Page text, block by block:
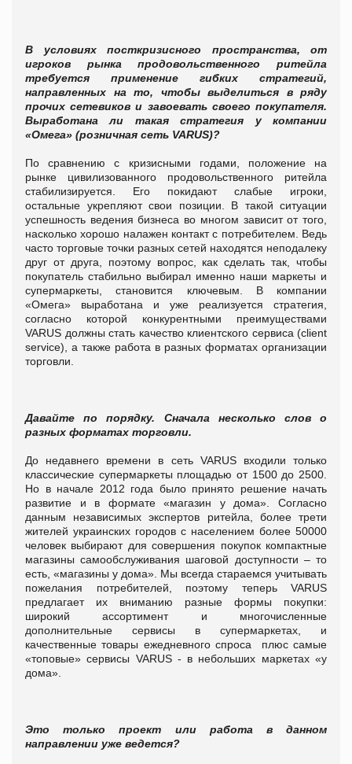
В условиях посткризисного пространства, от
игроков рынка продовольственного ритейла
требуется применение гибких стратегий,
направленных на то, чтобы выделиться в ряду
прочих сетевиков и завоевать своего покупателя.
Выработана ли такая стратегия у компании
«Омега» (розничная сеть VARUS)?
По сравнению с кризисными годами, положение на
рынке цивилизованного продовольственного ритейла
стабилизируется. Его покидают слабые игроки,
остальные укрепляют свои позиции. В такой ситуации
успешность ведения бизнеса во многом зависит от того,
насколько хорошо налажен контакт с потребителем. Ведь
часто торговые точки разных сетей находятся неподалеку
друг от друга, поэтому вопрос, как сделать так, чтобы
покупатель стабильно выбирал именно наши маркеты и
супермаркеты, становится ключевым. В компании
«Омега» выработана и уже реализуется стратегия,
согласно которой конкурентными преимуществами
VARUS должны стать качество клиентского сервиса (client
service), а также работа в разных форматах организации
торговли.
Давайте по порядку. Сначала несколько слов о
разных форматах торговли.
До недавнего времени в сеть VARUS входили только
классические супермаркеты площадью от 1500 до 2500.
Но в начале 2012 года было принято решение начать
развитие и в формате «магазин у дома». Согласно
данным независимых экспертов ритейла, более трети
жителей украинских городов с населением более 50000
человек выбирают для совершения покупок компактные
магазины самообслуживания шаговой доступности – то
есть, «магазины у дома». Мы всегда стараемся учитывать
пожелания потребителей, поэтому теперь VARUS
предлагает их вниманию разные формы покупки:
широкий ассортимент и многочисленные
дополнительные сервисы в супермаркетах, и
качественные товары ежедневного спроса плюс самые
«топовые» сервисы VARUS - в небольших маркетах «у
дома».
Это только проект или работа в данном
направлении уже ведется?